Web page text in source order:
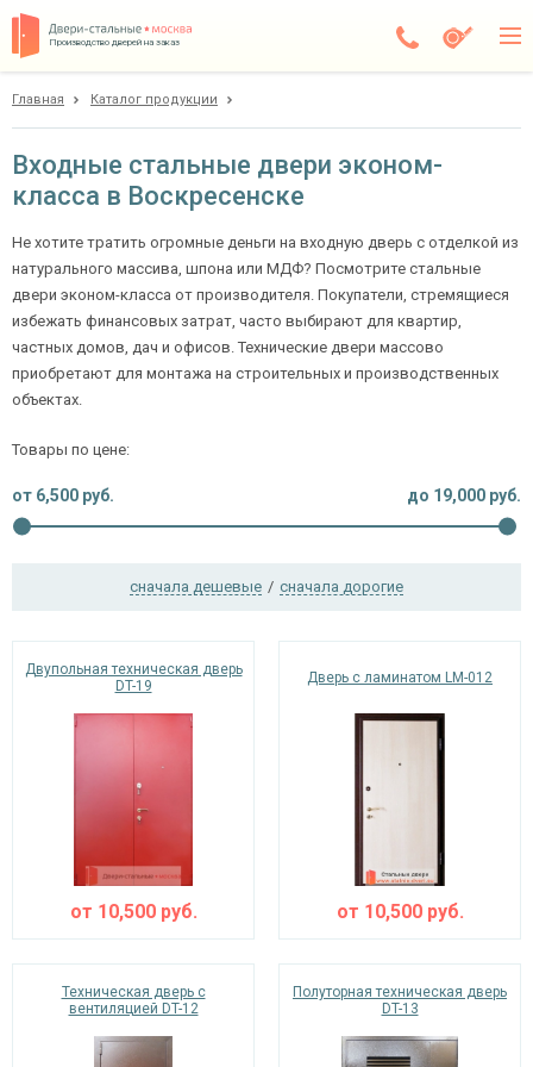
Производство дверей на заказ
Доставка
Установка
Галерея
Акции
Покупателям
О компании
+7 (495) 409-24-70
Главная Каталог продукции
Входные стальные двери эконом-
класса в Воскресенске
Не хотите тратить огромные деньги на входную дверь с отделкой из
натурального массива, шпона или МДФ? Посмотрите стальные
двери эконом-класса от производителя. Покупатели, стремящиеся
избежать финансовых затрат, часто выбирают для квартир,
частных домов, дач и офисов. Технические двери массово
приобретают для монтажа на строительных и производственных
объектах.
Товары по цене:
от 6,500 руб. до 19,000 руб.
сначала дешевые / сначала дорогие
Двупольная техническая дверь
DT-19
от 10,500руб.
Дверь с ламинатом LM-012
от 10,500руб.
Техническая дверь с
вентиляцией DT-12
Полуторная техническая дверь
DT-13